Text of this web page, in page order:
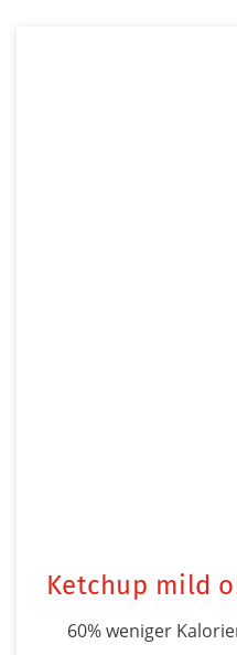
Ketchup mild
60% weniger